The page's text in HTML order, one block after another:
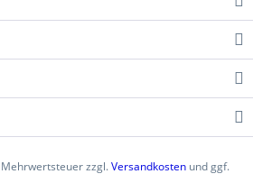
zzgl.Versandkosten und ggf.